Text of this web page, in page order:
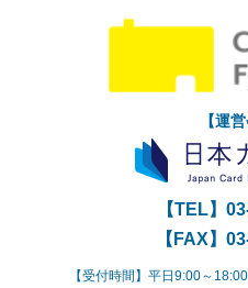
【運
【TEL】
【FAX】
【受付時間】平日9:00～